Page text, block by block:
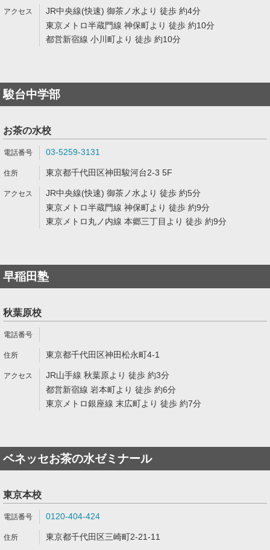
JR中央線(快速) 御茶ノ水より 徒歩 約4分
東京メトロ半蔵門線 神保町より 徒歩 約10分
都営新宿線 小川町より 徒歩 約10分
駿台中学部
お茶の水校
03-5259-3131
東京都千代田区神田駿河台2-3 5F
JR中央線(快速) 御茶ノ水より 徒歩 約5分
東京メトロ半蔵門線 神保町より 徒歩 約9分
東京メトロ丸ノ内線 本郷三丁目より 徒歩 約9分
早稲田塾
秋葉原校
東京都千代田区神田松永町4-1
JR山手線 秋葉原より 徒歩 約3分
都営新宿線 岩本町より 徒歩 約6分
東京メトロ銀座線 末広町より 徒歩 約7分
ベネッセお茶の水ゼミナール
東京本校
0120-404-424
東京都千代田区三崎町2-21-11